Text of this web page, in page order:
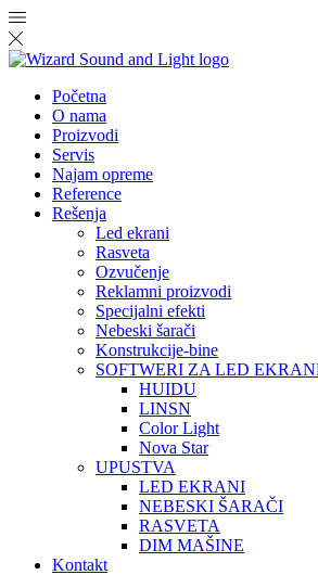
Početna
O nama
Proizvodi
Servis
Najam opreme
Reference
Rešenja
Led ekrani
Rasveta
Ozvučenje
Reklamni proizvodi
Specijalni efekti
Nebeski šarači
Konstrukcije-bine
SOFTWERI ZA LED
HUIDU
LINSN
Color Light
Nova Star
UPUSTVA
LED EKRANI
NEBESKI ŠARAČI
RASVETA
DIM MAŠINE
Kontakt